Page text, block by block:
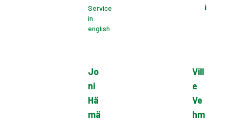
Service
in
english
i
Jo
ni
Hä
mä
Vill
e
Ve
hm